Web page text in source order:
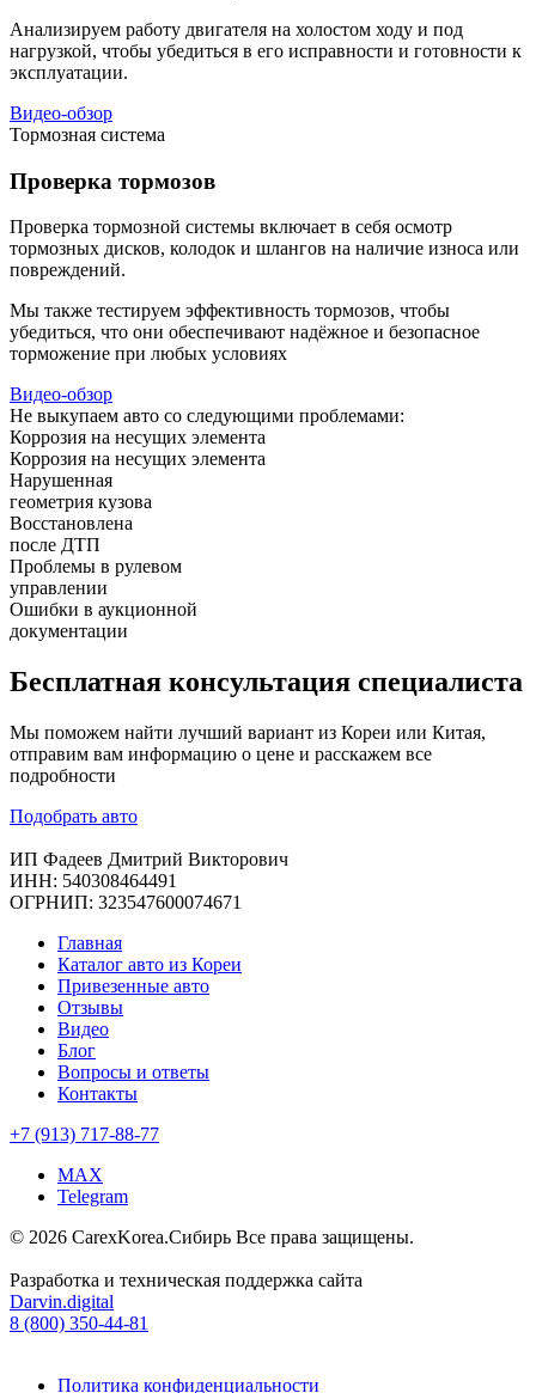
Анализируем работу двигателя на холостом ходу и под
нагрузкой, чтобы убедиться в его исправности и готовности к
эксплуатации.
Видео-обзор
Тормозная система
Проверка тормозов
Проверка тормозной системы включает в себя осмотр
тормозных дисков, колодок и шлангов на наличие износа или
повреждений.
Мы также тестируем эффективность тормозов, чтобы
убедиться, что они обеспечивают надёжное и безопасное
торможение при любых условиях
Видео-обзор
Не выкупаем авто со следующими проблемами:
Коррозия на несущих элемента
Коррозия на несущих элемента
Нарушенная
геометрия кузова
Восстановлена
после ДТП
Проблемы в рулевом
управлении
Ошибки в аукционной
документации
Бесплатная консультация специалиста
Мы поможем найти лучший вариант из Кореи или Китая,
отправим вам информацию о цене и расскажем все
подробности
Подобрать авто
ИП Фадеев Дмитрий Викторович
ИНН: 540308464491
ОГРНИП: 323547600074671
Главная
Каталог авто из Кореи
Привезенные авто
Отзывы
Видео
Блог
Вопросы и ответы
Контакты
+7 (913) 717-88-77
MAX
Telegram
© 2026 CarexKorea.Сибирь Все права защищены.
Разработка и техническая поддержка сайта
Darvin.digital
8 (800) 350-44-81
Политика конфиденциальности